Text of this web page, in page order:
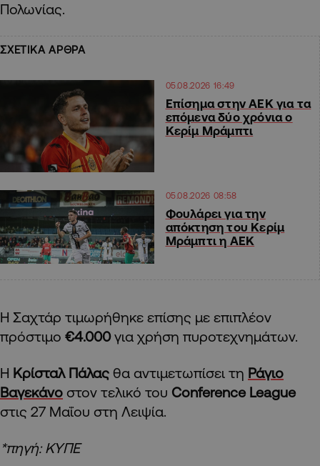
Πολωνίας.
ΣΧΕΤΙΚΑ ΑΡΘΡΑ
05.08.2026 16:49
Επίσημα στην ΑΕΚ για τα
επόμενα δύο χρόνια ο
Κερίμ Μράμπτι
05.08.2026 08:58
Φουλάρει για την
απόκτηση του Κερίμ
Μράμπτι η ΑΕΚ
Η Σαχτάρ τιμωρήθηκε επίσης με επιπλέον
πρόστιμο €4.000για χρήση πυροτεχνημάτων.
Η Κρίσταλ Πάλας θα αντιμετωπίσει τη Ράγιο
Βαγεκάνο στον τελικό του Conference League
στις 27 Μαΐου στη Λειψία.
*πηγή: ΚΥΠΕ